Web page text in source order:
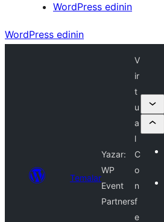
WordPress edinin
WordPress edinin
Temalar
Yazar:
WP
Event
Partners
V
ir
t
u
a
l
C
o
n
f
e